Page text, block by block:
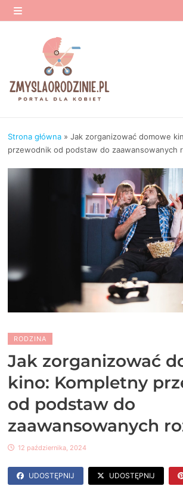
Przejdź
do
MENU
Strona główna »Jak zorganizować domowe
przewodnik od podstaw do zaawansowanych
RODZINA
Jak zorganizować
kino: Kompletny
od podstaw do
zaawansowanych
12 października, 2024
UDOSTĘPNIJ UDOSTĘPNIJ